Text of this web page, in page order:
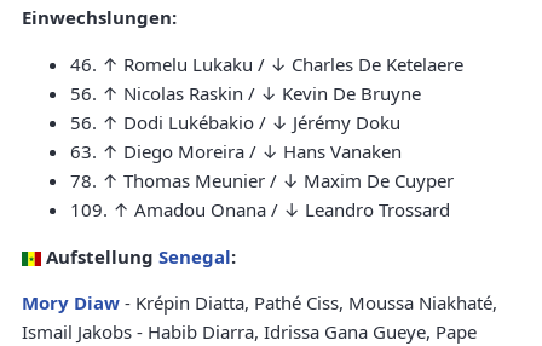
Einwechslungen:
46. ↑ Romelu Lukaku / ↓ Charles De Ketelaere
56. ↑ Nicolas Raskin / ↓ Kevin De Bruyne
56. ↑ Dodi Lukébakio / ↓ Jérémy Doku
63. ↑ Diego Moreira / ↓ Hans Vanaken
78. ↑ Thomas Meunier / ↓ Maxim De Cuyper
109. ↑ Amadou Onana / ↓ Leandro Trossard
Aufstellung Senegal:
Mory Diaw - Krépin Diatta, Pathé Ciss, Moussa Niakhaté,
Ismail Jakobs - Habib Diarra, Idrissa Gana Gueye, Pape